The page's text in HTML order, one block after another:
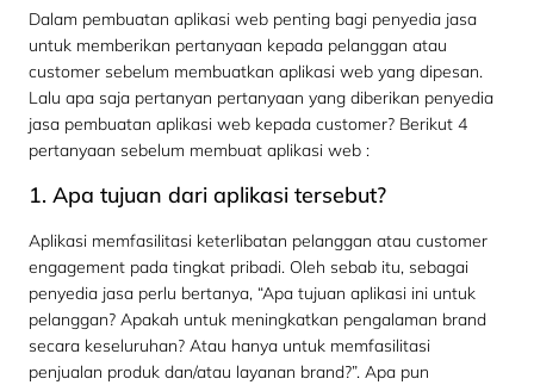
Dalam pembuatan aplikasi web penting bagi penyedia jasa
untuk memberikan pertanyaan kepada pelanggan atau
customer sebelum membuatkan aplikasi web yang dipesan.
Lalu apa saja pertanyan pertanyaan yang diberikan penyedia
jasa pembuatan aplikasi web kepada customer? Berikut 4
pertanyaan sebelum membuat aplikasi web :
1. Apa tujuan dari aplikasi tersebut?
Aplikasi memfasilitasi keterlibatan pelanggan atau customer
engagement pada tingkat pribadi. Oleh sebab itu, sebagai
penyedia jasa perlu bertanya, “Apa tujuan aplikasi ini untuk
pelanggan? Apakah untuk meningkatkan pengalaman brand
secara keseluruhan? Atau hanya untuk memfasilitasi
penjualan produk dan/atau layanan brand?”. Apa pun